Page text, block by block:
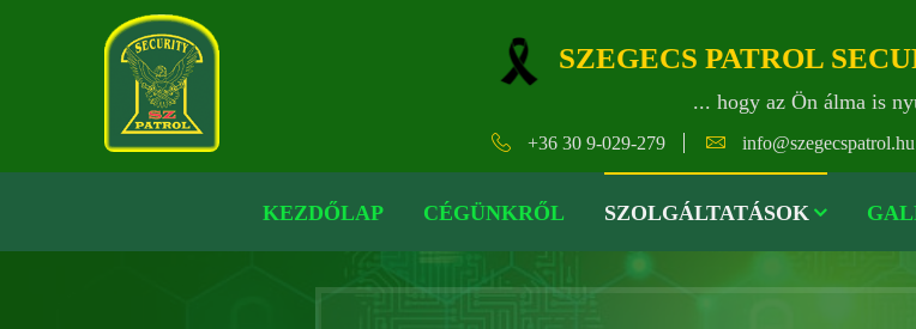
SZEGECS PATROL
... hogy az Ön álma is
+36 30 9-029-279 info@szegecspatrol.hu
KEZDŐLAP CÉGÜNKRŐL SZOLGÁLTATÁSOK